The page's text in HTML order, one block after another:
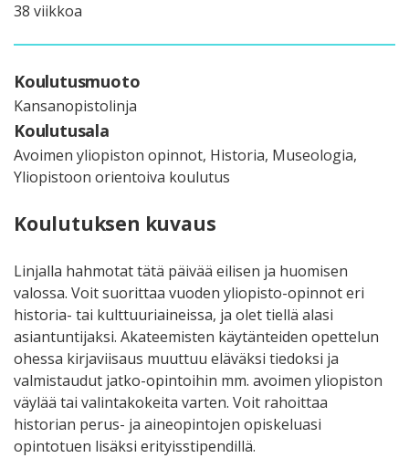
38 viikkoa
Koulutusmuoto
Kansanopistolinja
Koulutusala
Avoimen yliopiston opinnot, Historia, Museologia,
Yliopistoon orientoiva koulutus
Koulutuksen kuvaus
Linjalla hahmotat tätä päivää eilisen ja huomisen
valossa. Voit suorittaa vuoden yliopisto-opinnot eri
historia- tai kulttuuriaineissa, ja olet tiellä alasi
asiantuntijaksi. Akateemisten käytänteiden opettelun
ohessa kirjaviisaus muuttuu eläväksi tiedoksi ja
valmistaudut jatko-opintoihin mm. avoimen yliopiston
väylää tai valintakokeita varten. Voit rahoittaa
historian perus- ja aineopintojen opiskeluasi
opintotuen lisäksi erityisstipendillä.